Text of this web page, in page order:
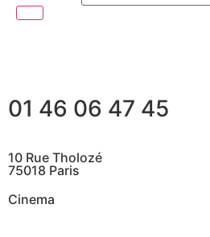
01 46 06 47 45
10 Rue Tholozé
75018 Paris
Cinema